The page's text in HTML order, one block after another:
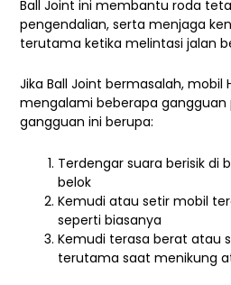
Ball Joint ini membantu roda
pengendalian, serta menjaga
terutama ketika melintasi jalan
Jika Ball Joint bermasalah, mobil
mengalami beberapa gangguan
gangguan ini berupa:
Terdengar suara berisik di
belok
Kemudi atau setir mobil
seperti biasanya
Kemudi terasa berat atau
terutama saat menikung